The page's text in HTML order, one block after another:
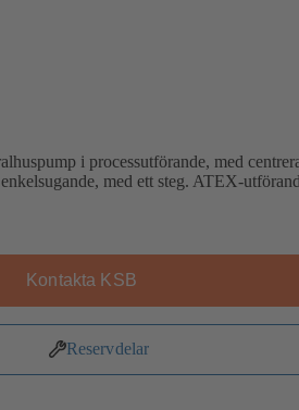
i processutförande, med
med ett steg. ATEX-
Kontakta KSB
Reservdelar